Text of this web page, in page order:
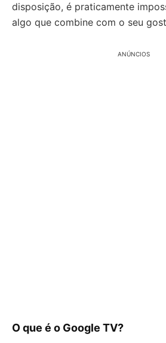
disposição, é praticamente
algo que combine com o seu
ANÚNCIOS
O que é o Google TV?